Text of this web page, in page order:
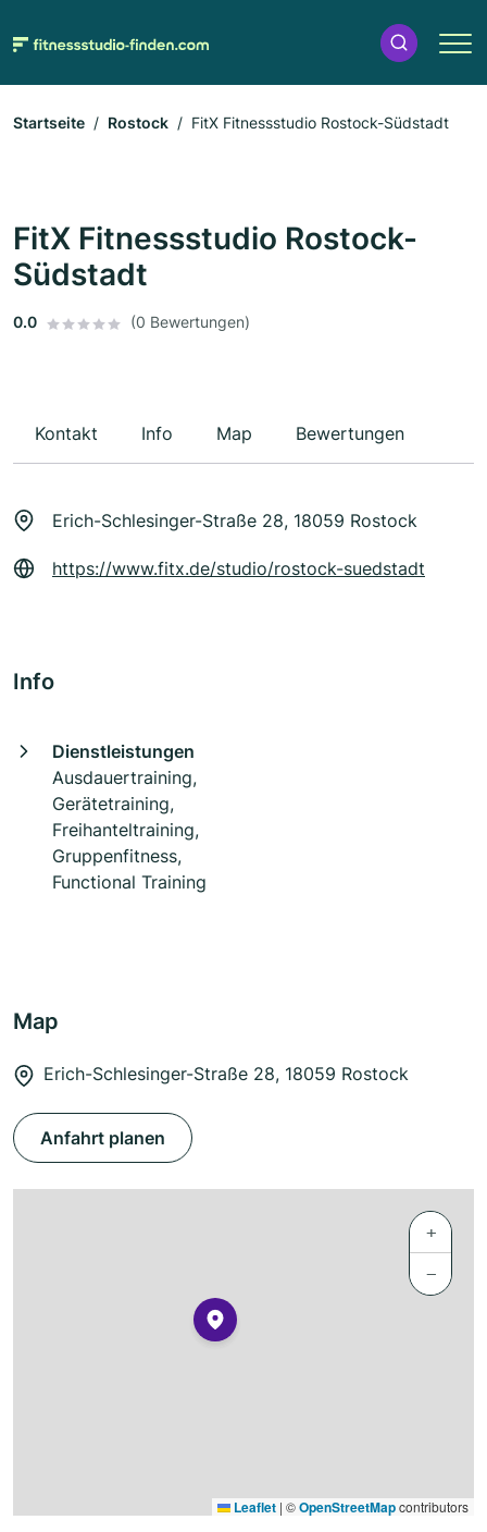
Startseite Rostock FitX Fitnessstudio Rostock-Südstadt
FitX Fitnessstudio Rostock-
Südstadt
0.0 (0 Bewertungen)
Kontakt Info Map Bewertungen
Erich-Schlesinger-Straße 28, 18059 Rostock
https://www.fitx.de/studio/rostock-suedstadt
Info
Dienstleistungen
Ausdauertraining,
Gerätetraining,
Freihanteltraining,
Gruppenfitness,
Functional Training
Map
Erich-Schlesinger-Straße 28, 18059 Rostock
Anfahrt planen
+
−
Leaflet | ©OpenStreetMapcontributors